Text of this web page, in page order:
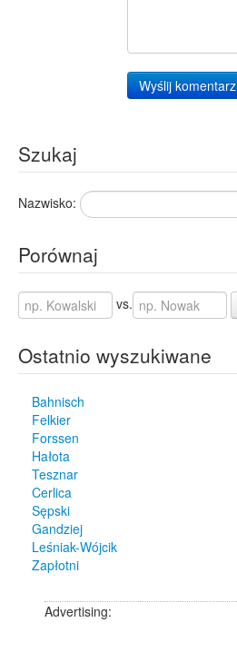
Wyślij komentarz
Szukaj
Nazwisko:
Porównaj
vs.
Ostatnio wyszukiwane
Bahnisch
Felkier
Forssen
Hałota
Tesznar
Cerlica
Sępski
Gandziej
Leśniak-Wójcik
Zapłotni
Advertising: